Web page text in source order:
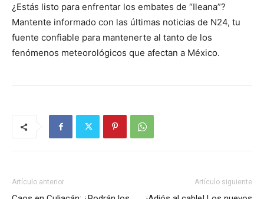
¿Estás listo para enfrentar los embates de “Ileana”?
Mantente informado con las últimas noticias de N24, tu
fuente confiable para mantenerte al tanto de los
fenómenos meteorológicos que afectan a México.
Artículo anterior Artículo siguiente